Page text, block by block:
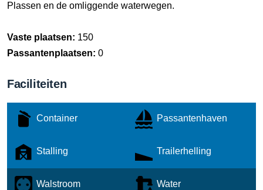
Plassen en de omliggende waterwegen.
Vaste plaatsen: 150
Passantenplaatsen: 0
Faciliteiten
Container Passantenhaven
Stalling Trailerhelling
Walstroom Water